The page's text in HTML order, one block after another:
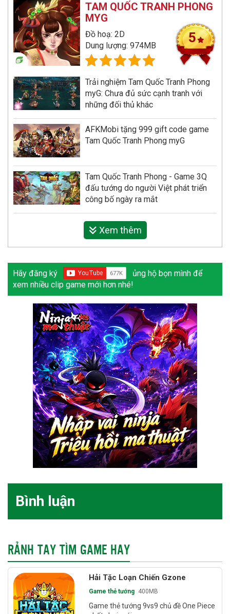
TAM QUỐC TRANH PHONG
MYG
Đồ hoạ: 2D
Dung lượng: 974MB
5
Trải nghiệm Tam Quốc Tranh Phong
myG: Chưa đủ sức cạnh tranh với
những đối thủ khác
AFKMobi tặng 999 gift code game
Tam Quốc Tranh Phong myG
Tam Quốc Tranh Phong - Game 3Q
đấu tướng do người Việt phát triển
công bố ngày ra mắt
Xem thêm
Hãy đăng ký
ủng hộ bọn mình để
xem nhiều clip game mới hơn nhé!
Bình luận
RẢNH TAY TÌM GAME HAY
Hải Tặc Loạn Chiến Gzone
Game thẻ tướng 400MB
Game thẻ tướng 9vs9 chủ đề One Piece